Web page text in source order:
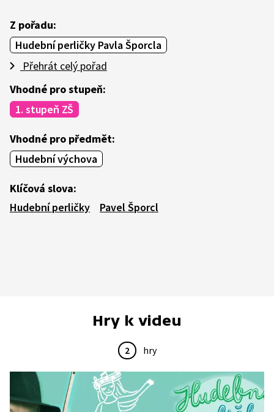
Z pořadu:
Hudební perličky Pavla Šporcla
Přehrát celý pořad
Vhodné pro stupeň:
1. stupeň ZŠ
Vhodné pro předmět:
Hudební výchova
Klíčová slova:
Hudební perličky
Pavel Šporcl
Hry k videu
2 hry